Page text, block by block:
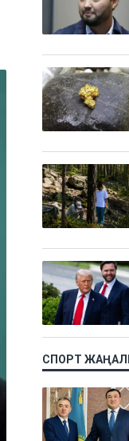
СПОРТ